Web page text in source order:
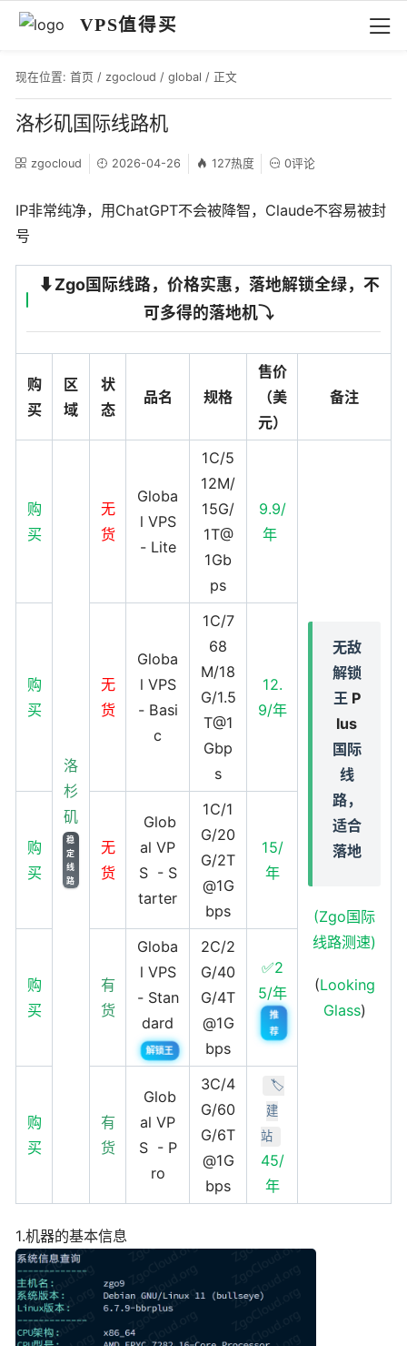
VPS值得买
现在位置: 首页 / zgocloud / global / 正文
洛杉矶国际线路机
zgocloud 2026-04-26 127热度 0评论
IP非常纯净，用ChatGPT不会被降智，Claude不容易被封
号
⬇️Zgo国际线路，价格实惠，落地解锁全绿，不
可多得的落地机⤵️
购
买
区
域
状
态
品名 规格
售价
（美
元）
备注
购
买
洛
杉
矶
稳
定
线
路
无
货
Globa
l VPS
- Lite
1C/5
12M/
15G/
1T@
1Gb
ps
9.9/
年
无敌
解锁
王 P
lus
国际
线
路，
适合
落地
(Zgo国际
线路测速)
(Looking
Glass)
购
买
无
货
Globa
l VPS
- Basi
c
1C/7
68
M/18
G/1.5
T@1
Gbp
s
12.
9/年
购
买
无
货
Glob
al VP
S - S
tarter
1C/1
G/20
G/2T
@1G
bps
15/
年
购
买
有
货
Globa
l VPS
- Stan
dard
解锁王
2C/2
G/40
G/4T
@1G
bps
✅2
5/年
推
荐
购
买
有
货
Glob
al VP
S - P
ro
3C/4
G/60
G/6T
@1G
bps
🏷️
建
站
45/
年
1.机器的基本信息